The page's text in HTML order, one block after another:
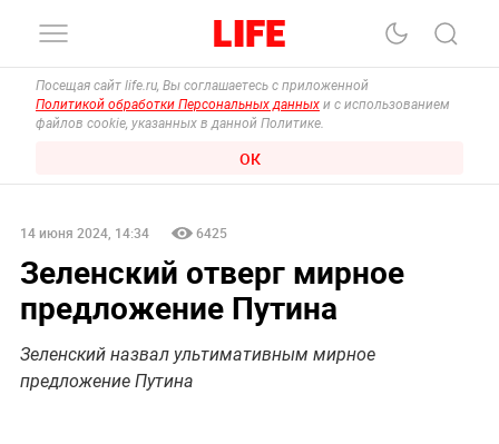
Посещая сайт life.ru, Вы соглашаетесь с приложенной
Политикой обработки Персональных данных и с использованием
файлов cookie, указанных в данной Политике.
ОК
14 июня 2024, 14:34 6425
Зеленский отверг мирное
предложение Путина
Зеленский назвал ультимативным мирное
предложение Путина